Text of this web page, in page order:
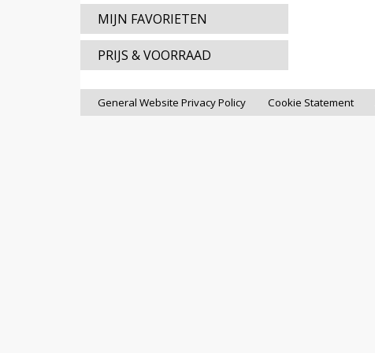
MIJN FAVORIETEN
PRIJS & VOORRAAD
General Website Privacy Policy Cookie Statement